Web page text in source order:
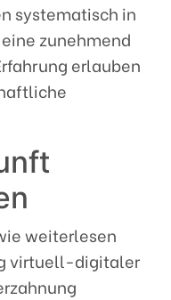
systematisch in
zunehmend
erlauben
weiterlesen
virtuell-digitaler